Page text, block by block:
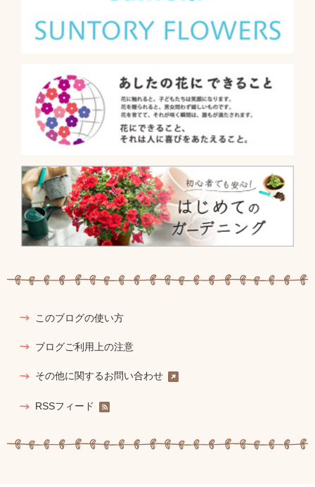
このブログの使い方
ブログご利用上の注意
その他に関するお問い合わせ
RSSフィード